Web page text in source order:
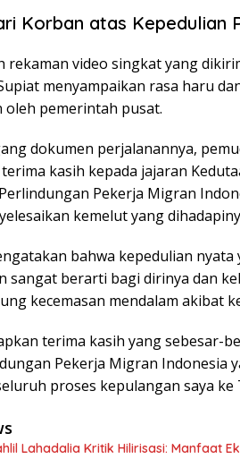
Korban atas Kepedulian
rekaman video singkat yang
menyampaikan rasa haru
oleh pemerintah pusat.
dokumen perjalanannya,
kasih kepada jajaran
Pekerja Migran
kemelut yang
bahwa kepedulian
sangat berarti bagi dirinya dan
kecemasan mendalam akibat
terima kasih yang sebesar-
Pekerja Migran Indonesia
proses kepulangan saya ke
Lahadalia Kritik Hilirisasi: Manfaat